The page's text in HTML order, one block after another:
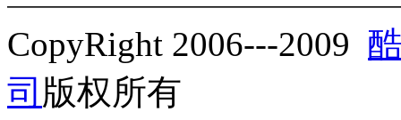
CopyRight 2006---2009
司 版权所有